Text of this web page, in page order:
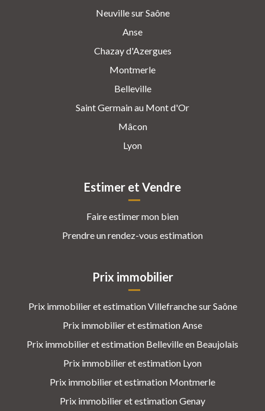
Neuville sur Saône
Anse
Chazay d'Azergues
Montmerle
Belleville
Saint Germain au Mont d'Or
Mâcon
Lyon
Estimer et Vendre
Faire estimer mon bien
Prendre un rendez-vous estimation
Prix immobilier
Prix immobilier et estimation Villefranche sur Saône
Prix immobilier et estimation Anse
Prix immobilier et estimation Belleville en Beaujolais
Prix immobilier et estimation Lyon
Prix immobilier et estimation Montmerle
Prix immobilier et estimation Genay